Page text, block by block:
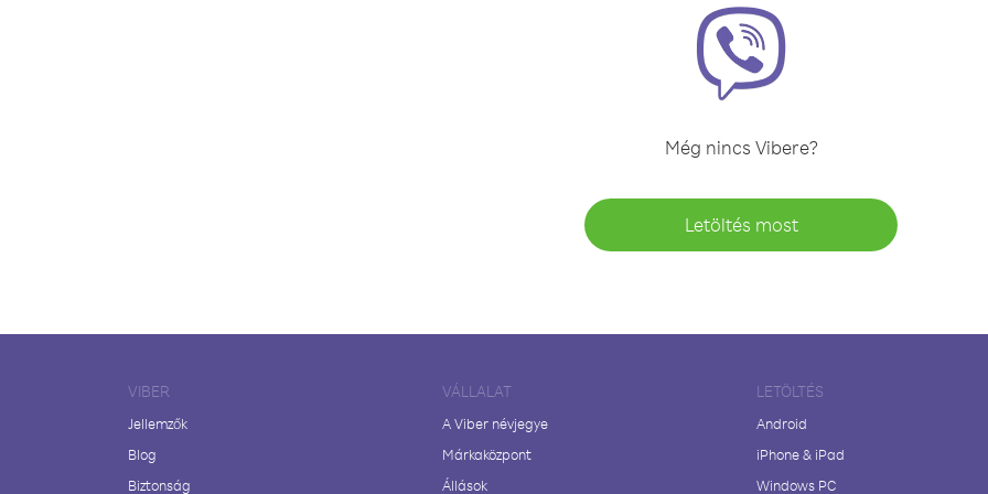
Még nincs Vibere?
Letöltés most
VIBER
Jellemzők
Blog
Biztonság
VÁLLALAT
A Viber névjegye
Márkaközpont
Állások
LETÖLTÉS
Android
iPhone & iPad
Windows PC